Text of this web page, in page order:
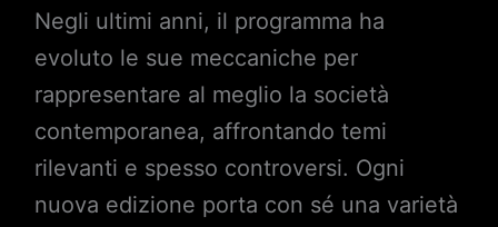
Negli ultimi anni, il programma ha
evoluto le sue meccaniche per
rappresentare al meglio la società
contemporanea, affrontando temi
rilevanti e spesso controversi. Ogni
nuova edizione porta con sé una varietà